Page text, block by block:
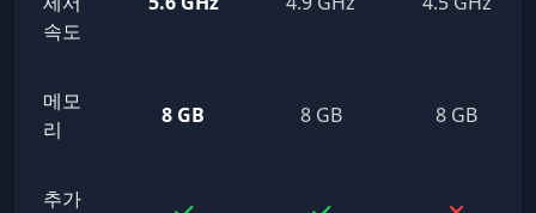
속도
메모
리
8 GB 8 GB 8 GB
추가